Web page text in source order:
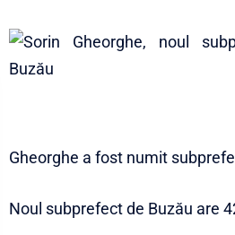
Gheorghe a fost numit
Noul subprefect de Buzău are